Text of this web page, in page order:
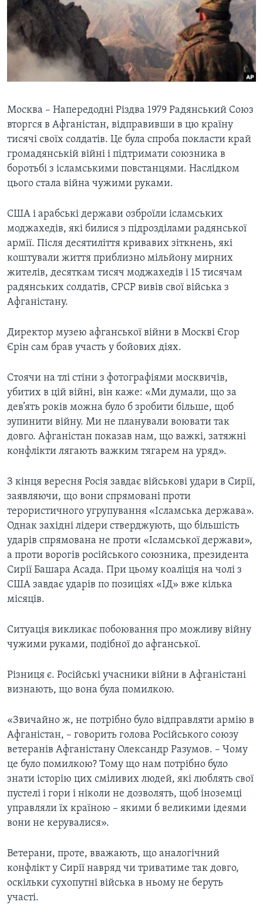
СУСПІЛЬСТВО
ЕКОНОМІКА
ІСТОРІЇ УСПІХУ УКРАЇНЦІВ
ТЕЛЕПРОГРАМИ
ЧАС-TIME
БРИФІНГ ГОЛОСУ АМЕРИКИ
ВІКНО В АМЕРИКУ
ПРАЙМ-ТАЙМ
ПОГЛЯД З ВАШИНГТОНА
ENGLISH
Learning English
МИ В СОЦМЕРЕЖАХ
Мови
Москва – Напередодні Різдва 1979 Радянський Союз
вторгся в Афганістан, відправивши в цю країну
тисячі своїх солдатів. Це була спроба покласти край
громадянській війні і підтримати союзника в
боротьбі з ісламськими повстанцями. Наслідком
цього стала війна чужими руками.
США і арабські держави озброїли ісламських
моджахедів, які билися з підрозділами радянської
армії. Після десятиліття кривавих зіткнень, які
коштували життя приблизно мільйону мирних
жителів, десяткам тисяч моджахедів і 15 тисячам
радянських солдатів, СРСР вивів свої війська з
Афганістану.
Директор музею афганської війни в Москві Єгор
Єрін сам брав участь у бойових діях.
Стоячи на тлі стіни з фотографіями москвичів,
убитих в цій війні, він каже: «Ми думали, що за
дев’ять років можна було б зробити більше, щоб
зупинити війну. Ми не планували воювати так
довго. Афганістан показав нам, що важкі, затяжні
конфлікти лягають важким тягарем на уряд».
З кінця вересня Росія завдає військові удари в Сирії,
заявляючи, що вони спрямовані проти
терористичного угрупування «Ісламська держава».
Однак західні лідери стверджують, що більшість
ударів спрямована не проти «Ісламської держави»,
а проти ворогів російського союзника, президента
Сирії Башара Асада. При цьому коаліція на чолі з
США завдає ударів по позиціях «ІД» вже кілька
місяців.
Ситуація викликає побоювання про можливу війну
чужими руками, подібної до афганської.
Різниця є. Російські учасники війни в Афганістані
визнають, що вона була помилкою.
«Звичайно ж, не потрібно було відправляти армію в
Афганістан, – говорить голова Російського союзу
ветеранів Афганістану Олександр Разумов. – Чому
це було помилкою? Тому що нам потрібно було
знати історію цих сміливих людей, які люблять свої
пустелі і гори і ніколи не дозволять, щоб іноземці
управляли їх країною – якими б великими ідеями
вони не керувалися».
Ветерани, проте, вважають, що аналогічний
конфлікт у Сирії навряд чи триватиме так довго,
оскільки сухопутні війська в ньому не беруть
участі.